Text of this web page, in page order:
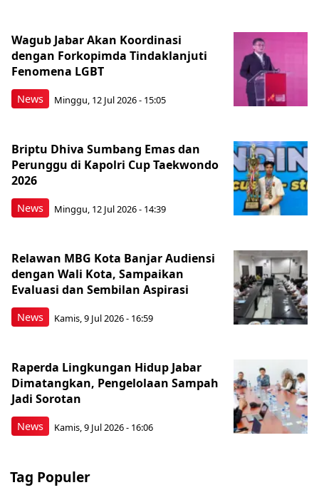
News
Wagub Jabar Akan Koordinasi
dengan Forkopimda Tindaklanjuti
Fenomena LGBT
Minggu, 12 Jul 2026 - 15:05
News
Briptu Dhiva Sumbang Emas dan
Perunggu di Kapolri Cup Taekwondo
2026
Minggu, 12 Jul 2026 - 14:39
News
Relawan MBG Kota Banjar Audiensi
dengan Wali Kota, Sampaikan
Evaluasi dan Sembilan Aspirasi
Kamis, 9 Jul 2026 - 16:59
News
Raperda Lingkungan Hidup Jabar
Dimatangkan, Pengelolaan Sampah
Jadi Sorotan
Kamis, 9 Jul 2026 - 16:06
Tag Populer